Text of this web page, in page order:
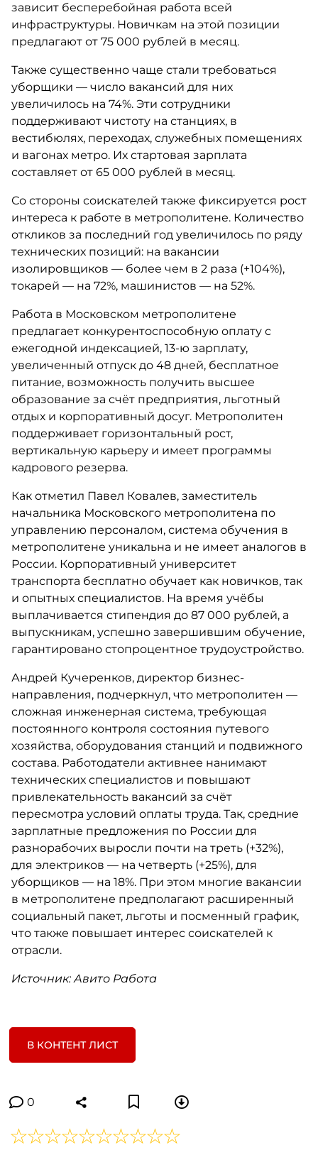
зависит бесперебойная работа всей
инфраструктуры. Новичкам на этой позиции
предлагают от 75 000 рублей в месяц.
Также существенно чаще стали требоваться
уборщики — число вакансий для них
увеличилось на 74%. Эти сотрудники
поддерживают чистоту на станциях, в
вестибюлях, переходах, служебных помещениях
и вагонах метро. Их стартовая зарплата
составляет от 65 000 рублей в месяц.
Со стороны соискателей также фиксируется рост
интереса к работе в метрополитене. Количество
откликов за последний год увеличилось по ряду
технических позиций: на вакансии
изолировщиков — более чем в 2 раза (+104%),
токарей — на 72%, машинистов — на 52%.
Работа в Московском метрополитене
предлагает конкурентоспособную оплату с
ежегодной индексацией, 13-ю зарплату,
увеличенный отпуск до 48 дней, бесплатное
питание, возможность получить высшее
образование за счёт предприятия, льготный
отдых и корпоративный досуг. Метрополитен
поддерживает горизонтальный рост,
вертикальную карьеру и имеет программы
кадрового резерва.
Как отметил Павел Ковалев, заместитель
начальника Московского метрополитена по
управлению персоналом, система обучения в
метрополитене уникальна и не имеет аналогов в
России. Корпоративный университет
транспорта бесплатно обучает как новичков, так
и опытных специалистов. На время учёбы
выплачивается стипендия до 87 000 рублей, а
выпускникам, успешно завершившим обучение,
гарантировано стопроцентное трудоустройство.
Андрей Кучеренков, директор бизнес-
направления, подчеркнул, что метрополитен —
сложная инженерная система, требующая
постоянного контроля состояния путевого
хозяйства, оборудования станций и подвижного
состава. Работодатели активнее нанимают
технических специалистов и повышают
привлекательность вакансий за счёт
пересмотра условий оплаты труда. Так, средние
зарплатные предложения по России для
разнорабочих выросли почти на треть (+32%),
для электриков — на четверть (+25%), для
уборщиков — на 18%. При этом многие вакансии
в метрополитене предполагают расширенный
социальный пакет, льготы и посменный график,
что также повышает интерес соискателей к
отрасли.
Источник: Авито Работа
В КОНТЕНТ ЛИСТ
0